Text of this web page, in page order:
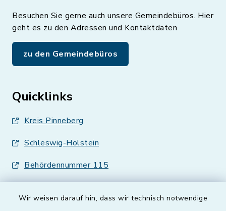
Wir weisen darauf hin, dass wir technisch notwendige
Besuchen Sie gerne auch unsere Gemeindebüros. Hier
geht es zu den Adressen und Kontaktdaten
zu den Gemeindebüros
Quicklinks
Kreis Pinneberg
Schleswig-Holstein
Behördennummer 115